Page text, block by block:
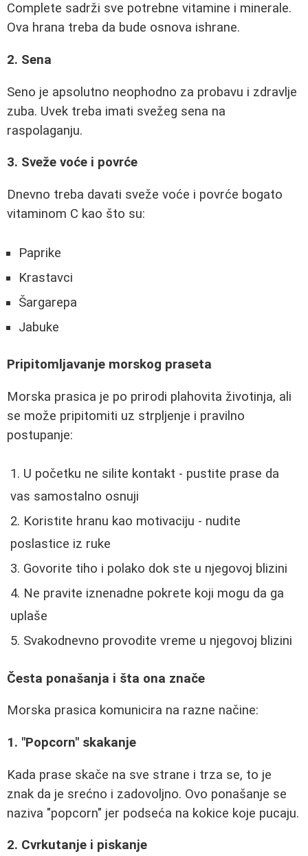
Complete sadrži sve potrebne vitamine i minerale.
Ova hrana treba da bude osnova ishrane.
2. Sena
Seno je apsolutno neophodno za probavu i zdravlje
zuba. Uvek treba imati svežeg sena na
raspolaganju.
3. Sveže voće i povrće
Dnevno treba davati sveže voće i povrće bogato
vitaminom C kao što su:
Paprike
Krastavci
Šargarepa
Jabuke
Pripitomljavanje morskog praseta
Morska prasica je po prirodi plahovita životinja, ali
se može pripitomiti uz strpljenje i pravilno
postupanje:
U početku ne silite kontakt - pustite prase da
vas samostalno osnuji
Koristite hranu kao motivaciju - nudite
poslastice iz ruke
Govorite tiho i polako dok ste u njegovoj blizini
Ne pravite iznenadne pokrete koji mogu da ga
uplaše
Svakodnevno provodite vreme u njegovoj blizini
Česta ponašanja i šta ona znače
Morska prasica komunicira na razne načine:
1. "Popcorn" skakanje
Kada prase skače na sve strane i trza se, to je
znak da je srećno i zadovoljno. Ovo ponašanje se
naziva "popcorn" jer podseća na kokice koje pucaju.
2. Cvrkutanje i piskanje